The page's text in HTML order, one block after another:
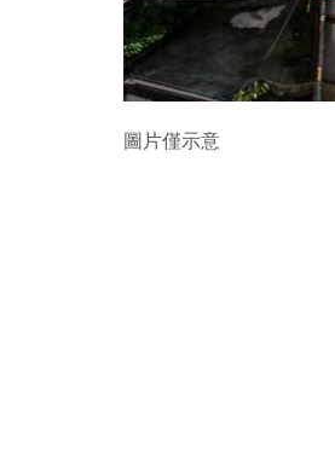
圖片僅示意